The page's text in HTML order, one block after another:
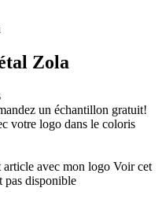
Zola
un échantillon gratuit!
article avec mon logo Voir cet
disponible